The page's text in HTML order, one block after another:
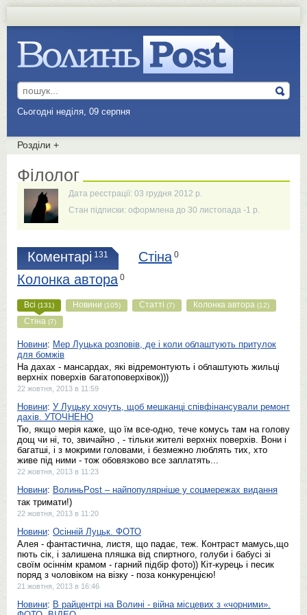
Сьогодні неділя, 09 серпня
Розділи +
Філолог
Дата реєстрації: 03 грудня 2012 р.
Стан підписки: оформлена до 30 листопада -1 р.
Коментарі 131 Стіна 0
Колонка автора 0
Всі (131) Новини (105) Статті (7) Колонка автора (12)
Стіна (7)
Новини: Мер Луцька розповів, де і коли облаштують притулок
для бомжів
На дахах - мансардах, які відремонтують і облаштують жильці
верхніх поверхів багатоповерхівок)))
22 жовтня, 2013 в 11:59
Новини: У Луцьку хочуть, щоб мешканці співфінансували ремонт
дахів. УТОЧНЕНО
Тю, якщо мерія каже, що їм все-одно, тече комусь там на голову
дощ чи ні, то, звичайно , - тільки жителі верхніх поверхів. Вони і
багатші, і з мокрими головами, і безмежно люблять тих, хто
живе під ними - тож обовязково все заплатять...
22 жовтня, 2013 в 11:23
Новини: ВолиньPost – найпопулярніше у соцмережах видання
так тримати!)
22 жовтня, 2013 в 11:20
Новини: Осінній Луцьк. ФОТО
Алея - фантастична, листя, що падає, теж. Контраст мамусь,що
пють сік, і залишена пляшка від спиртного, голуби і бабусі зі
своїм осіннім крамом - гарний підбір фото)) Кіт-курець і песик
поряд з чоловіком на візку - поза конкуренцією!
21 жовтня, 2013 в 16:46
Новини: В райцентрі на Волині - війна місцевих з «чорними».